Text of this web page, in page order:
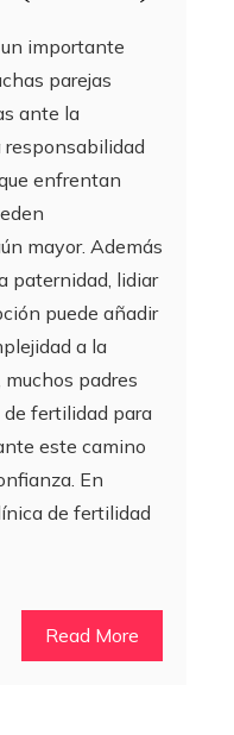
importante
parejas
ante la
responsabilidad
enfrentan
mayor. Además
paternidad, lidiar
puede añadir
a la
padres
fertilidad para
este camino
En
de fertilidad
Read More